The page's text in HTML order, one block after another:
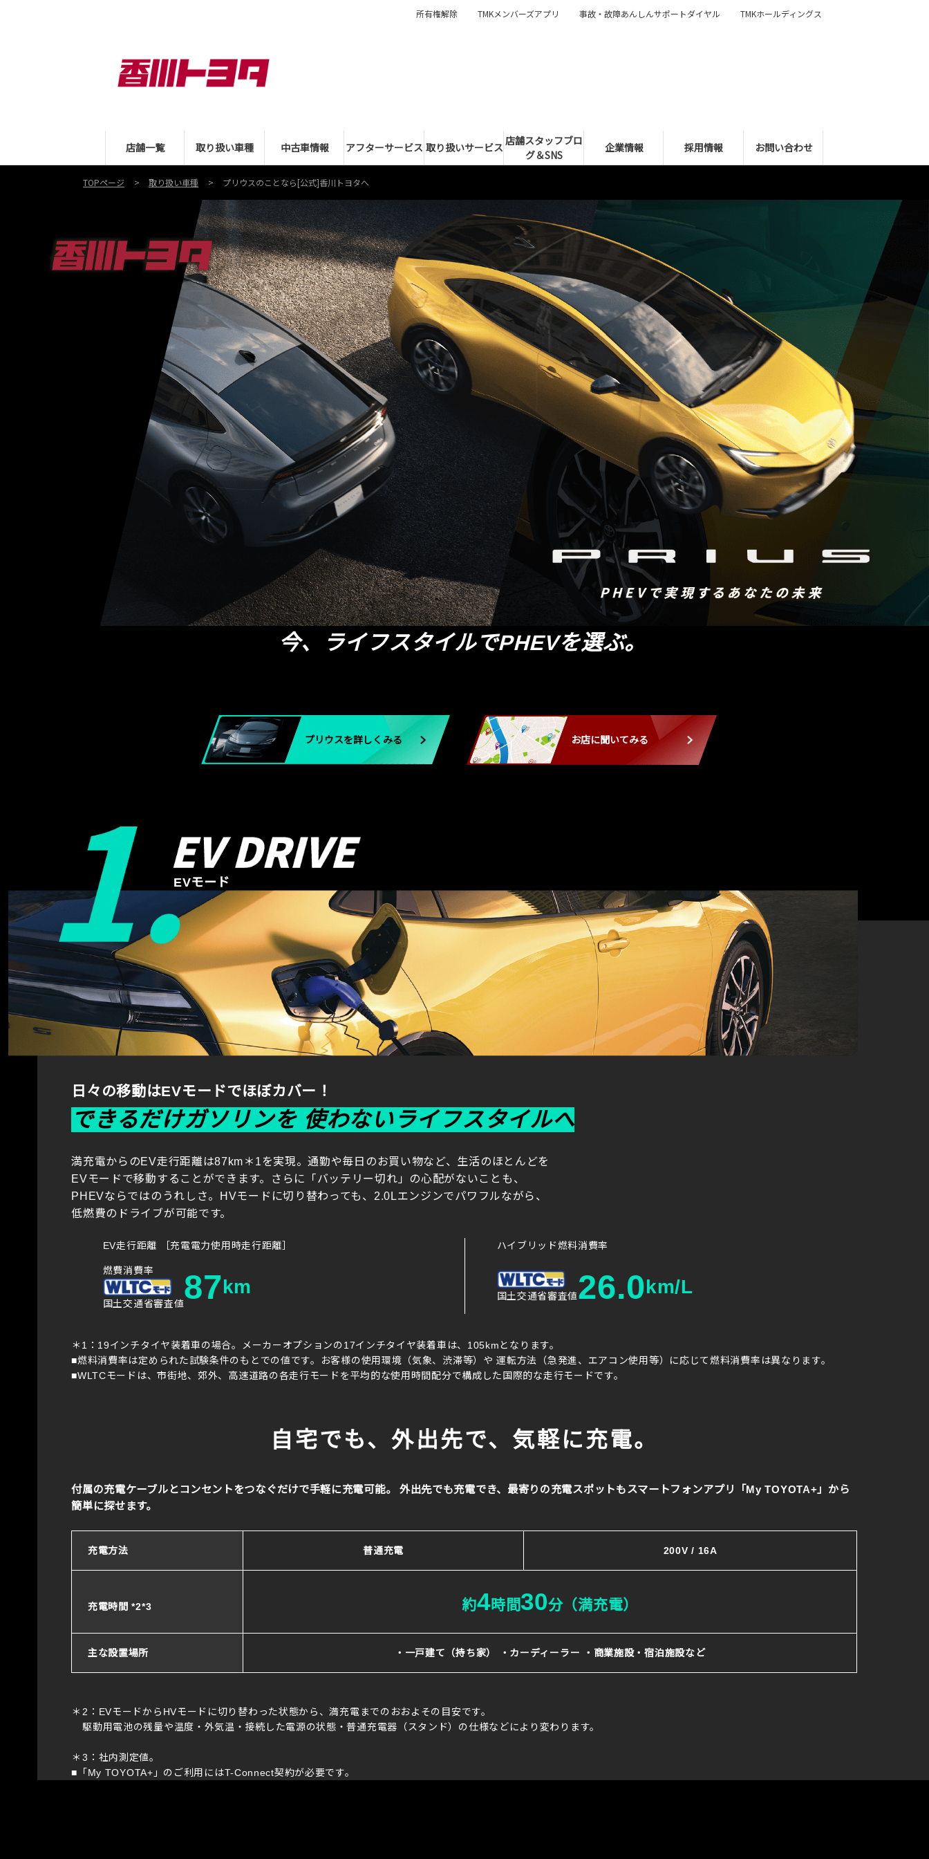
店舗一覧 取り扱い車種 中古車情報 アフターサービス 取り扱いサービス 店舗スタッフブロ
グ＆SNS
企業情報 採用情報 お問い合わせ
所有権解除 TMKメンバーズアプリ 事故・故障あんしんサポートダイヤル TMKホールディングス
TOPページ 取り扱い車種 プリウスのことなら[公式]香川トヨタへ
今、ライフスタイルでPHEVを選ぶ。
プリウスを詳しくみる お店に聞いてみる
EVモード
日々の移動はEVモードでほぼカバー！
できるだけガソリンを使わないライフスタイルへ
満充電からのEV走行距離は87km ＊1を実現。通勤や毎日のお買い物など、生活のほとんどを
EVモードで移動することができます。さらに「バッテリー切れ」の心配がないことも、
PHEVならではのうれしさ。HVモードに切り替わっても、2.0Lエンジンでパワフルながら、
低燃費のドライブが可能です。
EV走行距離 ［充電電力使用時走行距離］
燃費消費率
国土交通省審査値87km
ハイブリッド燃料消費率
国土交通省審査値26.0km/L
＊1：19インチタイヤ装着車の場合。メーカーオプションの17インチタイヤ装着車は、105kmとなります。
■燃料消費率は定められた試験条件のもとでの値です。お客様の使用環境（気象、渋滞等）や 運転方法（急発進、エアコン使用等）に応じて燃料消費率は異なります。
■WLTCモードは、市街地、郊外、高速道路の各走行モードを平均的な使用時間配分で構成した国際的な走行モードです。
自宅でも、外出先で、気軽に充電。
付属の充電ケーブルとコンセントをつなぐだけで手軽に充電可能。 外出先でも充電でき、最寄りの充電スポットもスマートフォンアプリ「My TOYOTA+」から
簡単に探せます。
充電方法 普通充電 200V / 16A
充電時間*2*3 約4時間30分（満充電）
主な設置場所 ・一戸建て（持ち家） ・カーディーラー ・商業施設・宿泊施設など
2：EVモードからHVモードに切り替わった状態から、満充電までのおおよその目安です。
駆動用電池の残量や温度・外気温・接続した電源の状態・普通充電器（スタンド）の仕様などにより変わります。
3：社内測定値。
■「My TOYOTA+」のご利用にはT-Connect契約が必要です。